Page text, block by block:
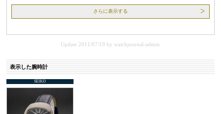
さらに表示する
Update 2011/07/19 bywatchjournal-admin
表示した腕時計
SEIKO